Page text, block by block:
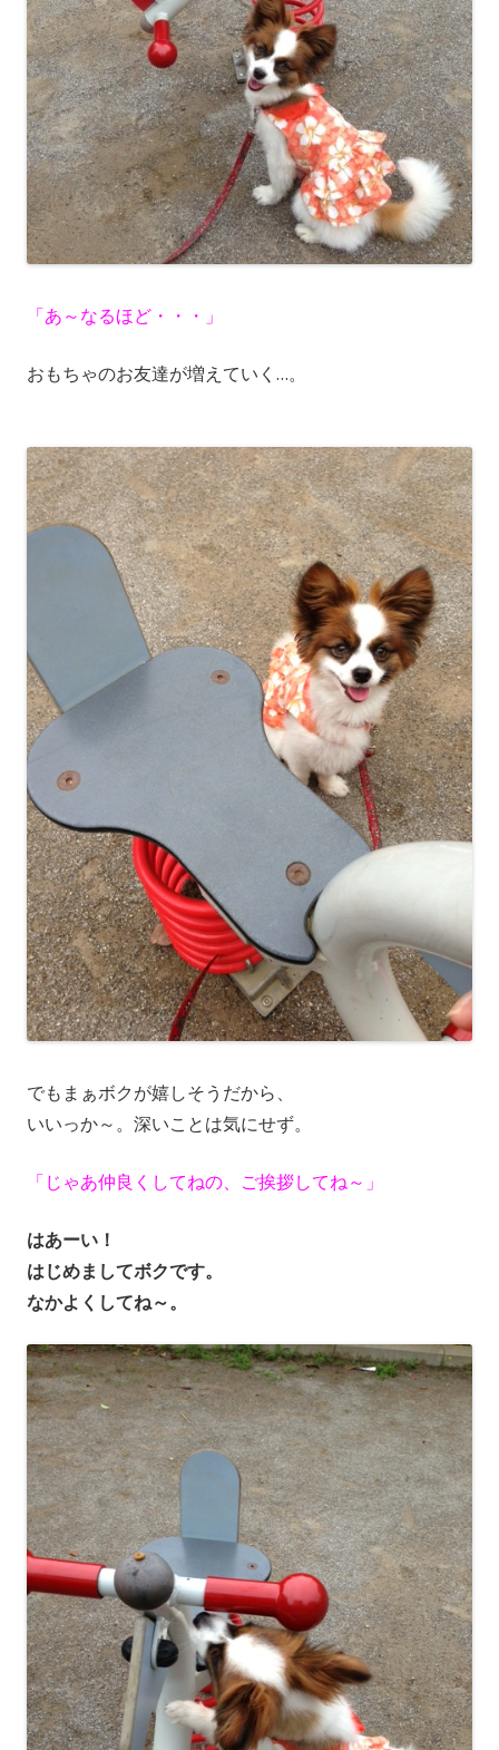
「あ～なるほど・・・」
おもちゃのお友達が増えていく…。
でもまぁボクが嬉しそうだから、
いいっか～。 深いことは気にせず。
「じゃあ仲良くしてねの、ご挨拶してね～」
はあーい！
はじめましてボクです。
なかよくしてね～。